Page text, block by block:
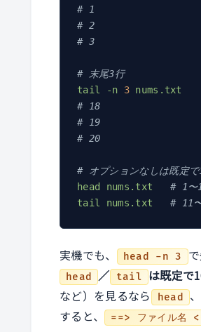
# 1
# 2
# 3
# 末尾3行
tail
-n 3 nums.txt
# 18
# 19
# 20
# オプションなしは既定
head
nums.txt
# 1〜
tail
nums.txt # 11
実機でも、 head -n 3
head ／ tail は既定で
など）を見るなら
head
すると、 ==> ファイル名